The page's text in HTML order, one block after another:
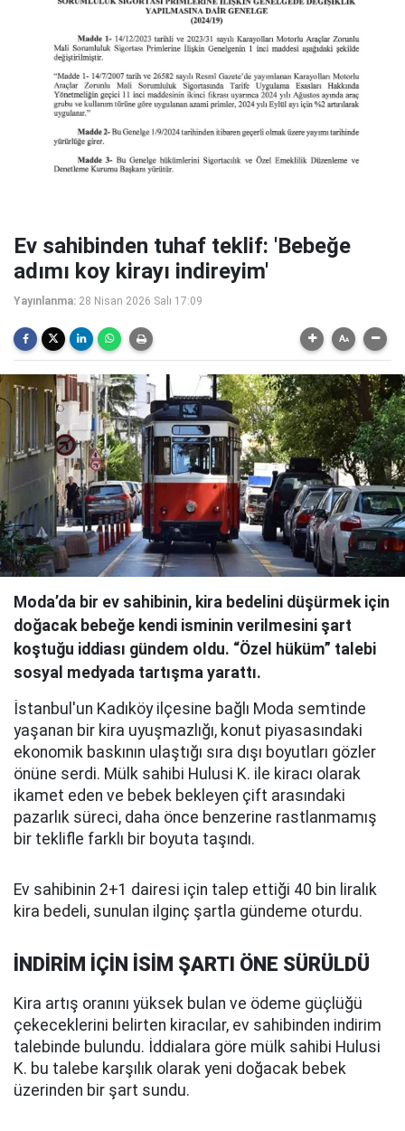
Ev sahibinden tuhaf teklif: 'Bebeğe
adımı koy kirayı indireyim'
Yayınlanma: 28 Nisan 2026 Salı 17:09
Moda’da bir ev sahibinin, kira bedelini düşürmek için
doğacak bebeğe kendi isminin verilmesini şart
koştuğu iddiası gündem oldu. “Özel hüküm” talebi
sosyal medyada tartışma yarattı.
İstanbul'un Kadıköy ilçesine bağlı Moda semtinde
yaşanan bir kira uyuşmazlığı, konut piyasasındaki
ekonomik baskının ulaştığı sıra dışı boyutları gözler
önüne serdi. Mülk sahibi Hulusi K. ile kiracı olarak
ikamet eden ve bebek bekleyen çift arasındaki
pazarlık süreci, daha önce benzerine rastlanmamış
bir teklifle farklı bir boyuta taşındı.
Ev sahibinin 2+1 dairesi için talep ettiği 40 bin liralık
kira bedeli, sunulan ilginç şartla gündeme oturdu.
İNDİRİM İÇİN İSİM ŞARTI ÖNE SÜRÜLDÜ
Kira artış oranını yüksek bulan ve ödeme güçlüğü
çekeceklerini belirten kiracılar, ev sahibinden indirim
talebinde bulundu. İddialara göre mülk sahibi Hulusi
K. bu talebe karşılık olarak yeni doğacak bebek
üzerinden bir şart sundu.